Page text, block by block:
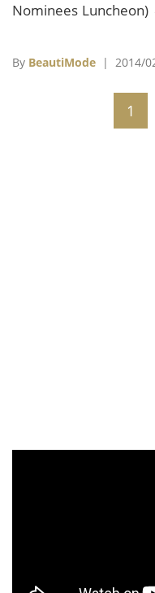
Nominees
也會頒發提名證書給
角的艾美亞當斯、《
皮歐與導演馬丁史柯
By BeautiMode | 2014/
1